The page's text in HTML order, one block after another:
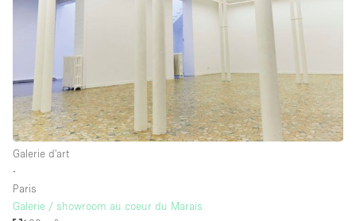
Galerie d'art
∙
Paris
Galerie / showroom au coeur du Marais